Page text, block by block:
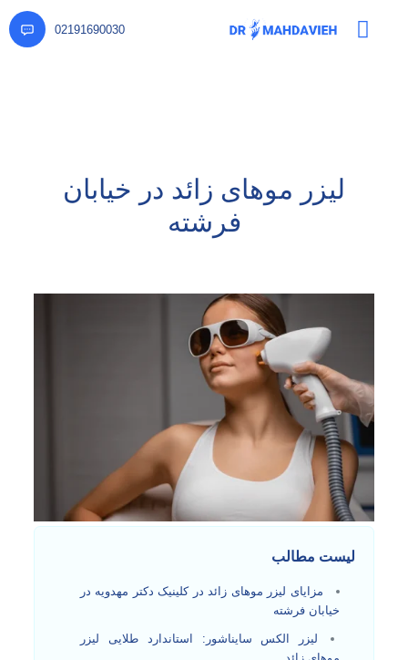
02191690030
لیزر موهای زائد در خیابان
فرشته
لیست مطالب
مزایای لیزر موهای زائد در کلینیک دکتر مهدویه در
خیابان فرشته
لیزر الکس سایناشور: استاندارد طلایی لیزر